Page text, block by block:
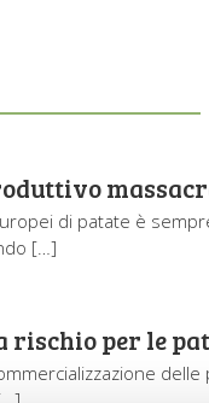
di patate è
[…]
rischio per le